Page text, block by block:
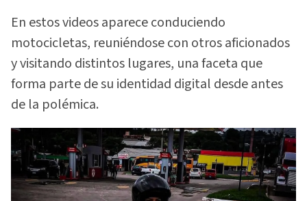
En estos videos aparece conduciendo
motocicletas, reuniéndose con otros aficionados
y visitando distintos lugares, una faceta que
forma parte de su identidad digital desde antes
de la polémica.